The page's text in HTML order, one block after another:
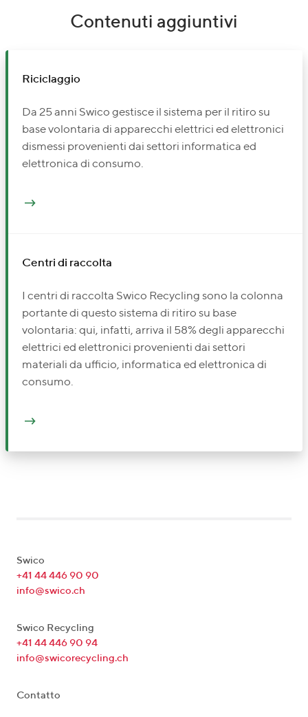
Contenuti aggiuntivi
Riciclaggio
Da 25 anni Swico gestisce il sistema per il ritiro su
base volontaria di apparecchi elettrici ed elettronici
dismessi provenienti dai settori informatica ed
elettronica di consumo.
Centri di raccolta
I centri di raccolta Swico Recycling sono la colonna
portante di questo sistema di ritiro su base
volontaria: qui, infatti, arriva il 58% degli apparecchi
elettrici ed elettronici provenienti dai settori
materiali da ufficio, informatica ed elettronica di
consumo.
Swico
+41 44 446 90 90
info@swico.ch
Swico Recycling
+41 44 446 90 94
info@swicorecycling.ch
Contatto